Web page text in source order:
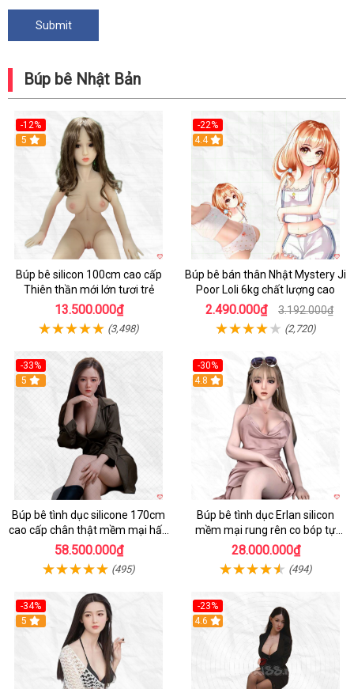
Búp bê Nhật Bản
-12%
5
Búp bê silicon 100cm cao cấp
Thiên thần mới lớn tươi trẻ
13.500.000₫
(3,498)
-22%
Hot
4.4
Búp bê bán thân Nhật Mystery Ji
Poor Loli 6kg chất lượng cao
2.490.000₫ 3.192.000₫
(2,720)
-33%
5
Búp bê tình dục silicone 170cm
cao cấp chân thật mềm mại hấp
dẫn
58.500.000₫
(495)
-30%
4.8
Búp bê tình dục Erlan silicon
mềm mại rung rên co bóp tự
động
28.000.000₫
(494)
-34%
5
-23%
4.6